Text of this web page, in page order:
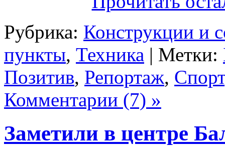
Рубрика: Конструкции и
пункты, Техника | Метки:
Позитив, Репортаж, Спорт
Комментарии (7) »
Заметили в центре